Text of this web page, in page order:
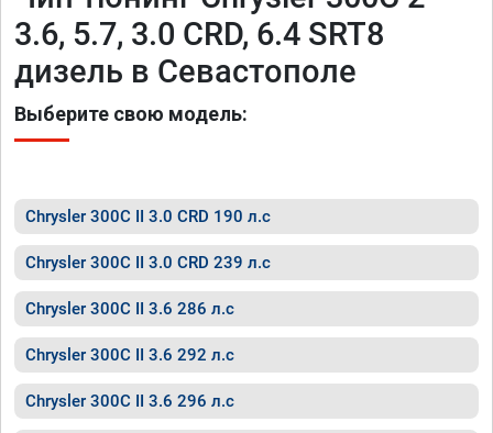
3.6, 5.7, 3.0 CRD, 6.4 SRT8
дизель в Севастополе
Выберите свою модель:
Chrysler 300C II 3.0 CRD 190 л.с
Chrysler 300C II 3.0 CRD 239 л.с
Chrysler 300C II 3.6 286 л.с
Chrysler 300C II 3.6 292 л.с
Chrysler 300C II 3.6 296 л.с